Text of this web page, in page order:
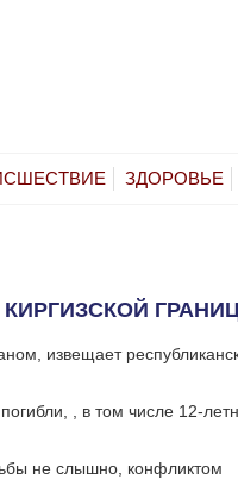
ЗДОРОВЬЕ
извещает
, в том числе 12-
не слышно, конфликтом